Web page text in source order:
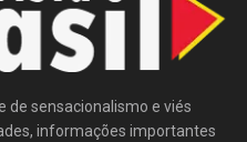
de sensacionalismo e viés
informações importantes